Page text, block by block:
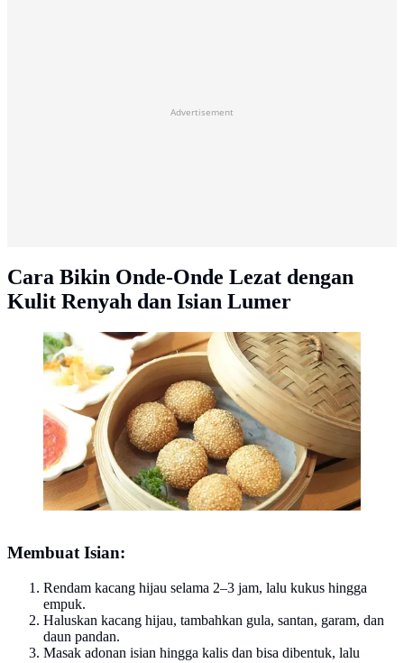
Advertisement
Cara Bikin Onde-Onde Lezat dengan
Kulit Renyah dan Isian Lumer
ilustrasi/copyright pixabay/jonathanvalencia5
Membuat Isian:
Rendam kacang hijau selama 2–3 jam, lalu kukus hingga
empuk.
Haluskan kacang hijau, tambahkan gula, santan, garam, dan
daun pandan.
Masak adonan isian hingga kalis dan bisa dibentuk, lalu